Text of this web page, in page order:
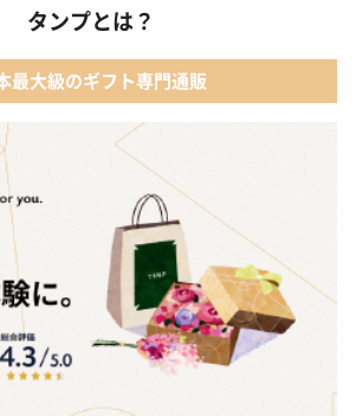
タンプとは？
最大級のギフト専門通販